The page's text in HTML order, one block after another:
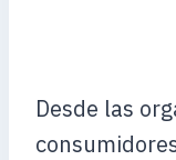
Desde las